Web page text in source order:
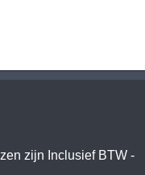
zijn Inclusief BTW -